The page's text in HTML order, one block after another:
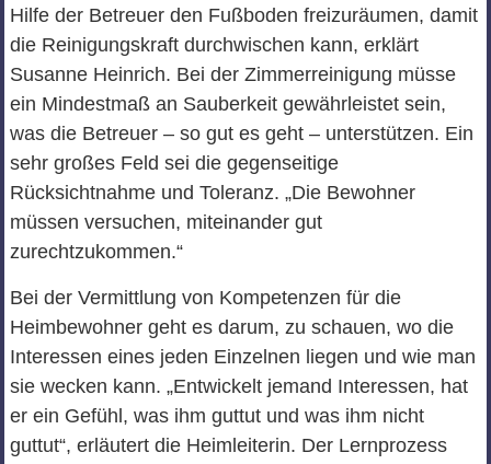
Hilfe der Betreuer den Fußboden freizuräumen, damit
die Reinigungskraft durchwischen kann, erklärt
Susanne Heinrich. Bei der Zimmerreinigung müsse
ein Mindestmaß an Sauberkeit gewährleistet sein,
was die Betreuer – so gut es geht – unterstützen. Ein
sehr großes Feld sei die gegenseitige
Rücksichtnahme und Toleranz. „Die Bewohner
müssen versuchen, miteinander gut
zurechtzukommen.“
Bei der Vermittlung von Kompetenzen für die
Heimbewohner geht es darum, zu schauen, wo die
Interessen eines jeden Einzelnen liegen und wie man
sie wecken kann. „Entwickelt jemand Interessen, hat
er ein Gefühl, was ihm guttut und was ihm nicht
guttut“, erläutert die Heimleiterin. Der Lernprozess